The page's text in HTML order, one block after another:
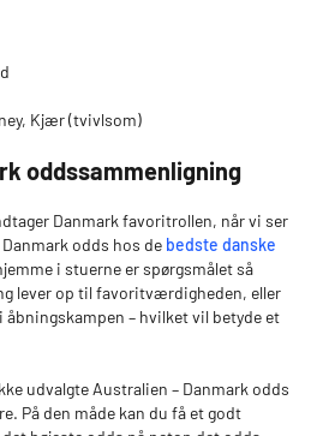
Kjær (tvivlsom)
oddssammenligning
Danmark favoritrollen, når vi ser
odds hos de bedste danske
i stuerne er spørgsmålet så
lever op til favoritværdigheden, eller
– hvilket vil betyde et
udvalgte Australien – Danmark odds
På den måde kan du få et godt